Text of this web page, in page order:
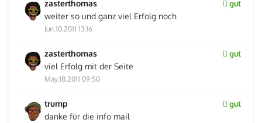
zasterthomas gut
weiter so und ganz viel Erfolg noch
Jun.10.2011 13:16
zasterthomas gut
viel Erfolg mit der Seite
May.18.2011 09:50
trump gut
danke für die info mail